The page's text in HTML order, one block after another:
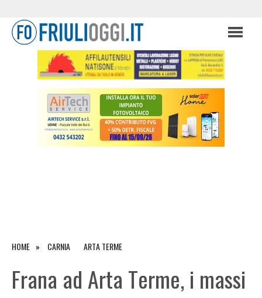
HOME CARNIA ARTA TERME
Frana ad Arta Terme, i massi